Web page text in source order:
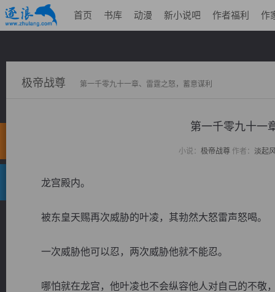
首页 书库 动漫 新小说吧 作者福利 作
极帝战尊 第一千零九十一章、雷霆之怒，蓄意谋利
第一千零九十
小说： 极帝战尊作者： 淡起
龙宫殿内。
被东皇天赐再次威胁的叶凌，其勃然大怒雷声怒喝。
一次威胁他可以忍，两次威胁他就不能忍。
哪怕就在龙宫，他叶凌也不会纵容他人对自己的不敬